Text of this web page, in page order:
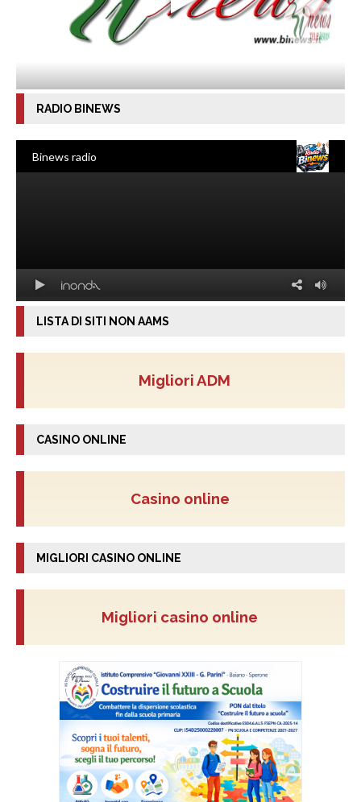
RADIO BINEWS
LISTA DI SITI NON AAMS
Migliori ADM
CASINO ONLINE
Casino online
MIGLIORI CASINO ONLINE
Migliori casino online